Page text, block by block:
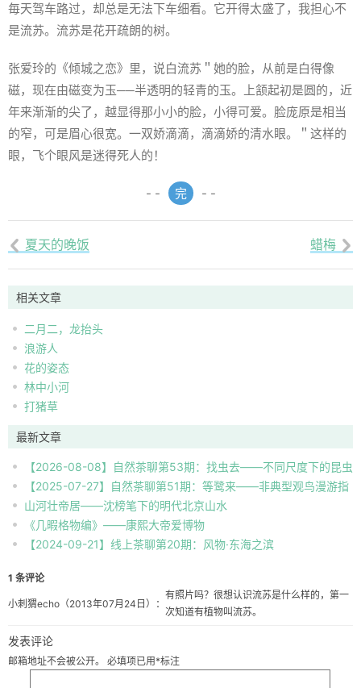
毎天驾车路过，却总是无法下车细看。它开得太盛了，我担心不
是流苏。流苏是花开疏朗的树。
张爱玲的《倾城之恋》里，说白流苏＂她的脸，从前是白得像
磁，现在由磁变为玉──半透明的轻青的玉。上颔起初是圆的，近
年来渐渐的尖了，越显得那小小的脸，小得可爱。脸庞原是相当
的窄，可是眉心很宽。一双娇滴滴，滴滴娇的清水眼。＂这样的
眼，飞个眼风是迷得死人的！
- - 完 - -
 夏天的晚饭 蜡梅 
相关文章
二月二，龙抬头
浪游人
花的姿态
林中小河
打猪草
最新文章
【2026-08-08】自然茶聊第53期：找虫去——不同尺度下的昆虫
自然观察
【2025-07-27】自然茶聊第51期：等鹭来——非典型观鸟漫游指
南
山河壮帝居——沈榜笔下的明代北京山水
《几暇格物编》——康熙大帝爱博物
【2024-09-21】线上茶聊第20期：风物·东海之滨
1 条评论
小刺猬echo （2013年07月24日）：
有照片吗？很想认识流苏是什么样的，第一
次知道有植物叫流苏。
发表评论
邮箱地址不会被公开。 必填项已用*标注